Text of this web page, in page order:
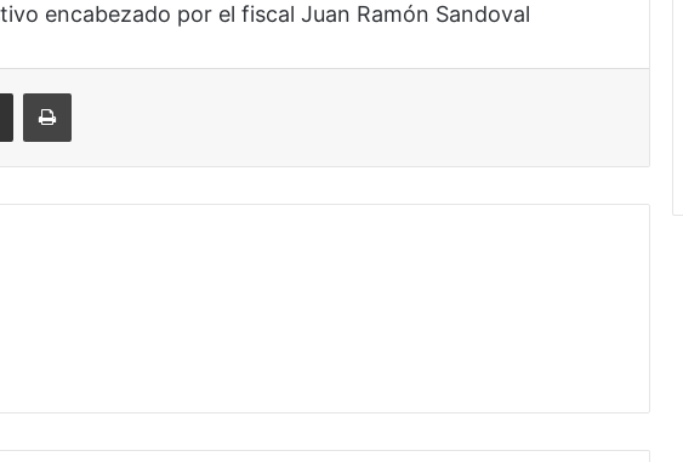
encabezado por el fiscal Juan Ramón Sandoval